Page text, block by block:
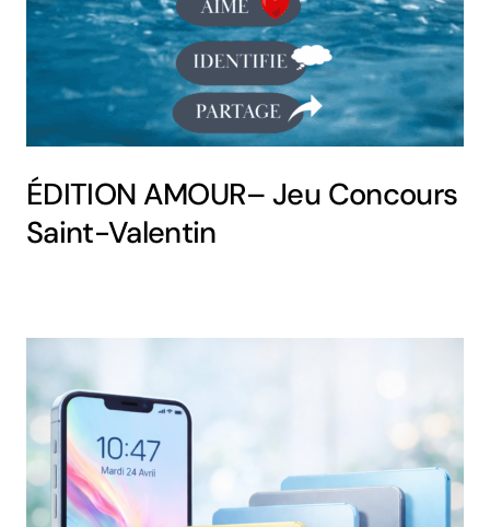
ÉDITION AMOUR– Jeu Concours
Saint-Valentin